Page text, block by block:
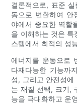
결론적으로, 표준
동으로 변환하여 안
야에서 중요한 역할
을 이해하는 것은 특
스템에서 최적의 성
에너지를 운동으로
다재다능한 기능까
성, 그리고 안전성
는 재질 선택, 크기,
능을 극대화하고 운